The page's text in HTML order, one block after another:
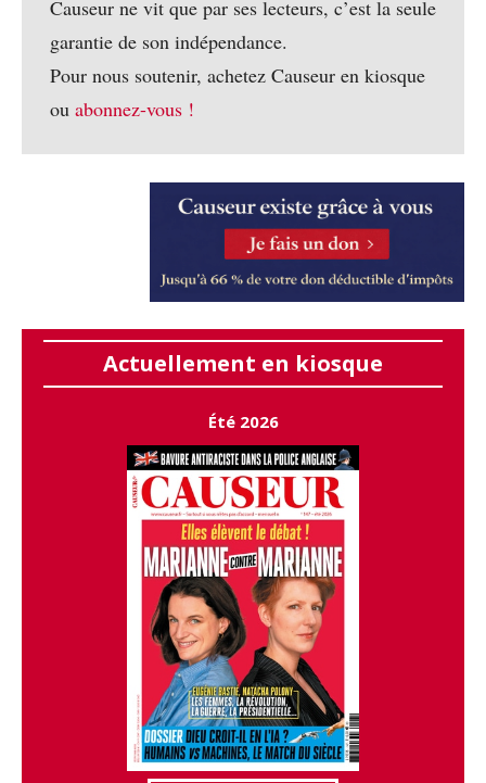
Causeur ne vit que par ses lecteurs, c’est la seule
garantie de son indépendance.
Pour nous soutenir, achetez Causeur en kiosque
ou abonnez-vous !
Actuellement en kiosque
Été 2026